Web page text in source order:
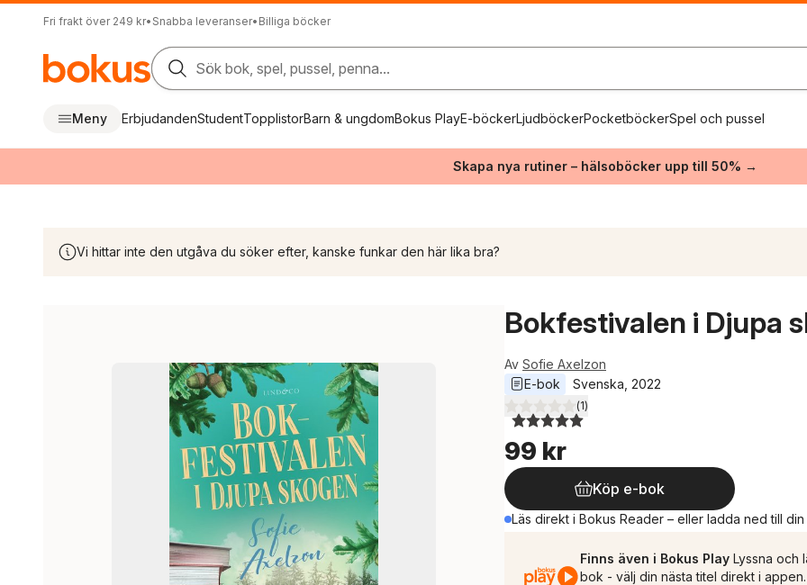
Fri frakt över 249 kr• Snabba leveranser• Billiga böcker
Sök bok, spel, pussel, penna...
Meny ErbjudandenStudentTopplistorBarn & ungdomBokus PlayE-böckerLjudböckerPocketböckerSpel och pussel
Skapa nya rutiner – hälsoböcker upp till 50% →
Vi hittar inte den utgåva du söker efter, kanske funkar den här lika bra?
Bokfestivalen i Djupa
Av Sofie Axelzon
E-bok
Svenska 2022
5,0utav 5 stjärnor. Totalt antal röster:
(1)
99 kr
Köp e-bok
Läs direkt i Bokus Reader – eller ladda ned till
Finns även i Bokus Play Lyssna och
bok - välj din nästa titel direkt i